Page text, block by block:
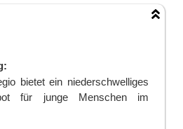
bietet ein niederschwelliges
für junge Menschen im